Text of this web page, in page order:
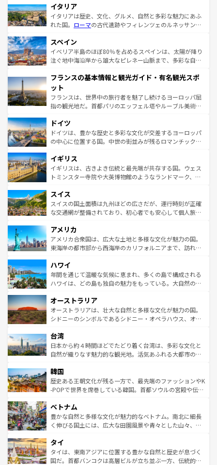
イタリア
イタリアは歴史、文化、グルメ、自然と多彩な魅力にあふ
れた国。 ローマの古代遺跡やフィレンツェのルネッサンス
ろん、トスカーナの美しい田園風景やアマルフィ海岸の絶
景など、自然景観も見逃せない。観光の合間には、本場の
ピザやパスタなど、絶品のイタリア料理を堪能することも
ませてくれるイタリアで、忘れられない旅をしてみよう！
なお、新着のイタリア情報は
しい。
スペイン
イベリア半島のほぼ80％を占めるスペインは、太陽が降り
注ぐ地中海沿岸から雄大なピレネー山脈まで、多彩な自然
文化が根付くこの国では、情熱的なフラメンコ、熱気あふ
れる闘牛、そして美味しいタパスが生活の一部となってい
る。首都マドリードの洗練された雰囲気や、バルセロナの
アートに溢れた街角から、地方では古代ローマ遺跡や中世
せる。地方によって風土や気候が異なるスペインはその個
性で訪れる人を魅了する。 なお、新着のスペイン情報は コ
ンテンツ一覧を参照してほしい。
フランスの基本情報と観光ガイド・有名観光スポ
ット
フランスは、世界中の旅行者を魅了し続けるヨーロッパ屈
指の観光地だ。首都パリのエッフェル塔やルーブル美術館
で、幅広い魅力が詰まっている。華麗な宮殿、歴史的な大
聖堂、美しいビーチ、そして豊かな自然が、訪れる者を心
から魅了する。また、フランスは美食の国としても知ら
いる。シャンパンの発祥地であるランス、プロヴァンスの
香り高いラベンダー畑など、多彩な楽しみ方が可能だ。さ
らに、パリ以外の地域にも魅力が溢れており、どの街角に
れる地方に足を運ぶとそれぞれで全く異なる文化を体験で
きるだろう。 なお、新着のフランス情報はコンテンツ一覧
を参照してほしい。
ドイツ
ドイツは、豊かな歴史と多彩な文化が交差するヨーロッパ
の中心に位置する国。中世の街並みが残るロマンチック街
顔を持つこの国は、どこを歩いても飽きることがない。ベ
ルリンの文化的活気、バイエルン州のアルプスの絶景、そ
してライン川沿いのワイン畑といった風景は必見。ビール
は、お酒好きな人にはぜひ体験してほしい。 なお、新着の
ドイツ情報はコンテンツ一覧を参照してほしい。
イギリス
イギリスは、古きよき伝統と最先端が共存する国。ウェス
トミンスター寺院や大英博物館のようなランドマーク、歴
リアごとに異なる魅力がある。また、優雅なアフタヌーン
ティー、ビール好きにはたまらない英国パブ、サッカー観
戦など、本場だからこそできる体験も豊富。イギリスを旅
ンツ一覧を参照してほしい。
スイス
スイスの国土面積は九州ほどの広さだが、運行時刻が正確
な交通網が整備されており、初心者でも安心して個人旅行
の建物がそのまま残る町や、スイスならではのユニークな
博物館もあり、アルプス観光だけでなく町歩きも満喫する
ことができる。国民の所得が高いため物価も高いが、旅行
ば市内交通費無料で観光を楽しむこともできる。 なお、新
着のスイス情報はコンテンツ一覧 を参照してほしい。
アメリカ
アメリカ合衆国は、広大な土地と多様な文化が魅力の国。
東海岸の都市部から西海岸のカリフォルニアまで、訪れる
のような巨大都市は、観光、ショッピング、エンターテイ
ンメントが詰まった刺激的なスポットだ。一方、アメリカ
西部には大自然が広がり、グランドキャニオンやイエロー
部のニューオーリンズでは、音楽と美食が融合した独特の
文化が魅力。旅行者はアメリカの各地域で異なる魅力を楽
しみながら、その多様性と豊かな歴史を感じることができ
ならではの贅沢な旅のスタイルだ。 なお、新着のアメリカ
情報はコンテンツ一覧を参照してほしい。
ハワイ
年間を通じて温暖な気候に恵まれ、多くの島で構成される
ハワイは、どの島も独自の魅力をもっている。大自然の神
ワイ島は見逃せない。また、定番の観光地といえばオアフ
島だが、静かな自然を求めるならマウイ島やカウアイ島が
おすすめ。エメラルドグリーンに輝く海をはじめ、豊かな
れるおもてなしの心で訪れる人々を迎えてくれるハワイの
人々、おいしいローカルフードやハワイアンミュージッ
ク、伝統的なフラダンスなど、すべてがハワイの魅力を彩
ワイを、存分に味わってほしい。 なお、新着のハワイ情報
はコンテンツ一覧を参照してほしい。
オーストラリア
オーストラリアは、壮大な自然と多様な文化が魅力の国。
シドニーのシンボルであるシドニー・オペラハウス、オー
リアリーフや大陸中央部にそびえるウルル（エアーズロッ
ク）、タスマニアの美しい原生林やケアンズの熱帯雨林な
ど、見どころがたくさん。また、カフェやワイン、オージ
いる。アクティビティも充実しており、サーフィンやダイ
ビング、ハイキングなど、アウトドア好きにはたまらな
い。オーストラリアの多彩な魅力を存分に味わいつくそ
参照してほしい。
台湾
日本から約４時間ほどでたどり着く台湾は、多彩な文化と
自然が織りなす魅力的な観光地。活気あふれる大都市の台
ン）、静ひつな山岳地帯である台湾東部など、都市の喧騒
と山間の静けさが共存しており、訪れる人に新しい発見と
驚きをもたらしてくれる。また、奥深い台湾の食文化も魅
容にもいいと評判のスイーツなど、バラエティ豊かな料理
が味わえる。 なお、新着の台湾情報は コンテンツ一覧を参
照してほしい。
韓国
歴史ある王朝文化が残る一方で、最先端のファッションやK
-POPで世界を席巻している韓国。首都ソウルの宮殿や伝統
き、地方に足を延ばせば四季折々の自然美を楽しむことが
できる。そして、キムチや焼肉、絶品のストリートフード
まで、さまざまな韓国料理が待っている。夜には、韓国な
リティに包まれながら、韓国の多彩な魅力を心ゆくまで味
わってみてほしい。 なお、新着の韓国情報はコンテンツ一
覧を参照してほしい。
ベトナム
豊かな自然と多様な文化が魅力的なベトナム。南北に細長
く伸びる国土には、広大な田園風景や青々とした山々、世
急速な発展と共に伝統が息づく。ハノイの古い町並みやホ
ーチミン市のフランス統治時代の建物も、独特の雰囲気を
醸し出している。また、バラエティの豊かさとおいしさで
タイ
タイは、東南アジアに位置する豊かな自然と歴史が息づく
国だ。首都バンコクは高層ビルが立ち並ぶ一方、伝統的な